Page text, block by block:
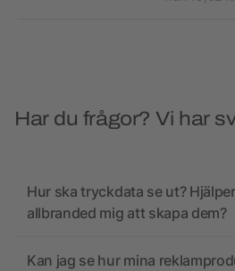
Har du frågor? Vi har
Hur ska tryckdata se ut? Hjälper
allbranded mig att skapa dem?
Kan jag se hur mina